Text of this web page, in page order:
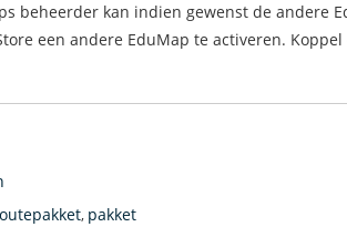
beheerder kan indien gewenst de andere
een andere EduMap te activeren. Koppel
, pakket